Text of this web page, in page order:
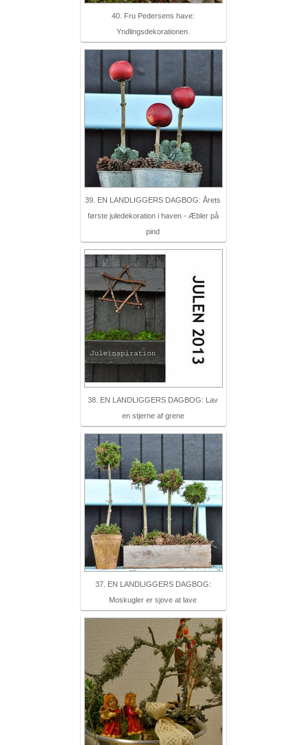
40. Fru Pedersens have:
Yndlingsdekorationen.
39. EN LANDLIGGERS DAGBOG: Årets
første juledekoration i haven - Æbler på
pind
38. EN LANDLIGGERS DAGBOG: Lav
en stjerne af grene
37. EN LANDLIGGERS DAGBOG:
Moskugler er sjove at lave